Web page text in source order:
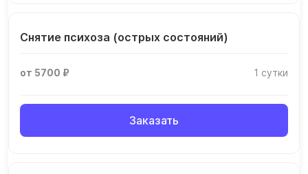
Снятие психоза (острых состояний)
от 5700 ₽ 1 сутки
Заказать